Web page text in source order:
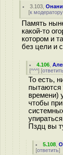
3.103 ,
[к модератору
Память
какой-то
котором и
без цели и
4.106 ,
[^^^] [
То есть,
пытаются
времени)
чтобы
Пздц вы
5.108 ,
[ответить]